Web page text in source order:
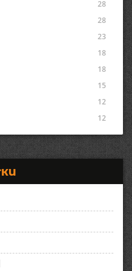
28
28
23
18
18
15
12
12